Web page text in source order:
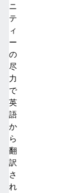
ニ
テ
ィ
ー
の
尽
力
で
英
語
か
ら
翻
訳
さ
れ